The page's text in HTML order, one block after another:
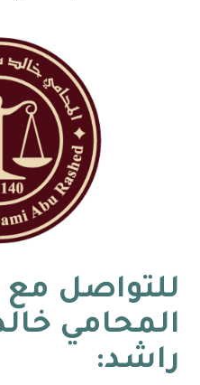
للتواصل مع
المحامي
راشد: